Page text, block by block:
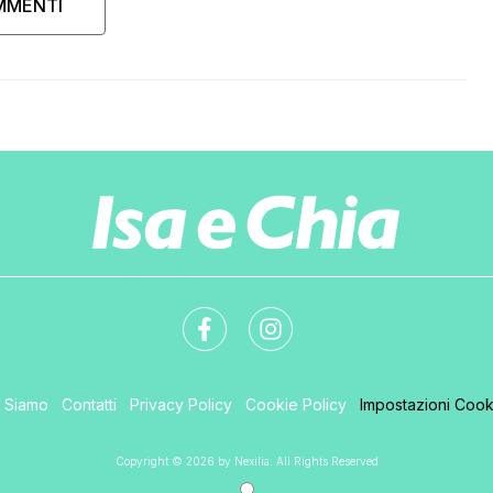
Siamo Contatti Privacy Policy Cookie Policy Impostazioni
Copyright © 2026 by Nexilia. All Rights Reserved